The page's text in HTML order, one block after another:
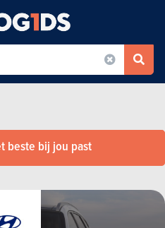
beste bij jou past